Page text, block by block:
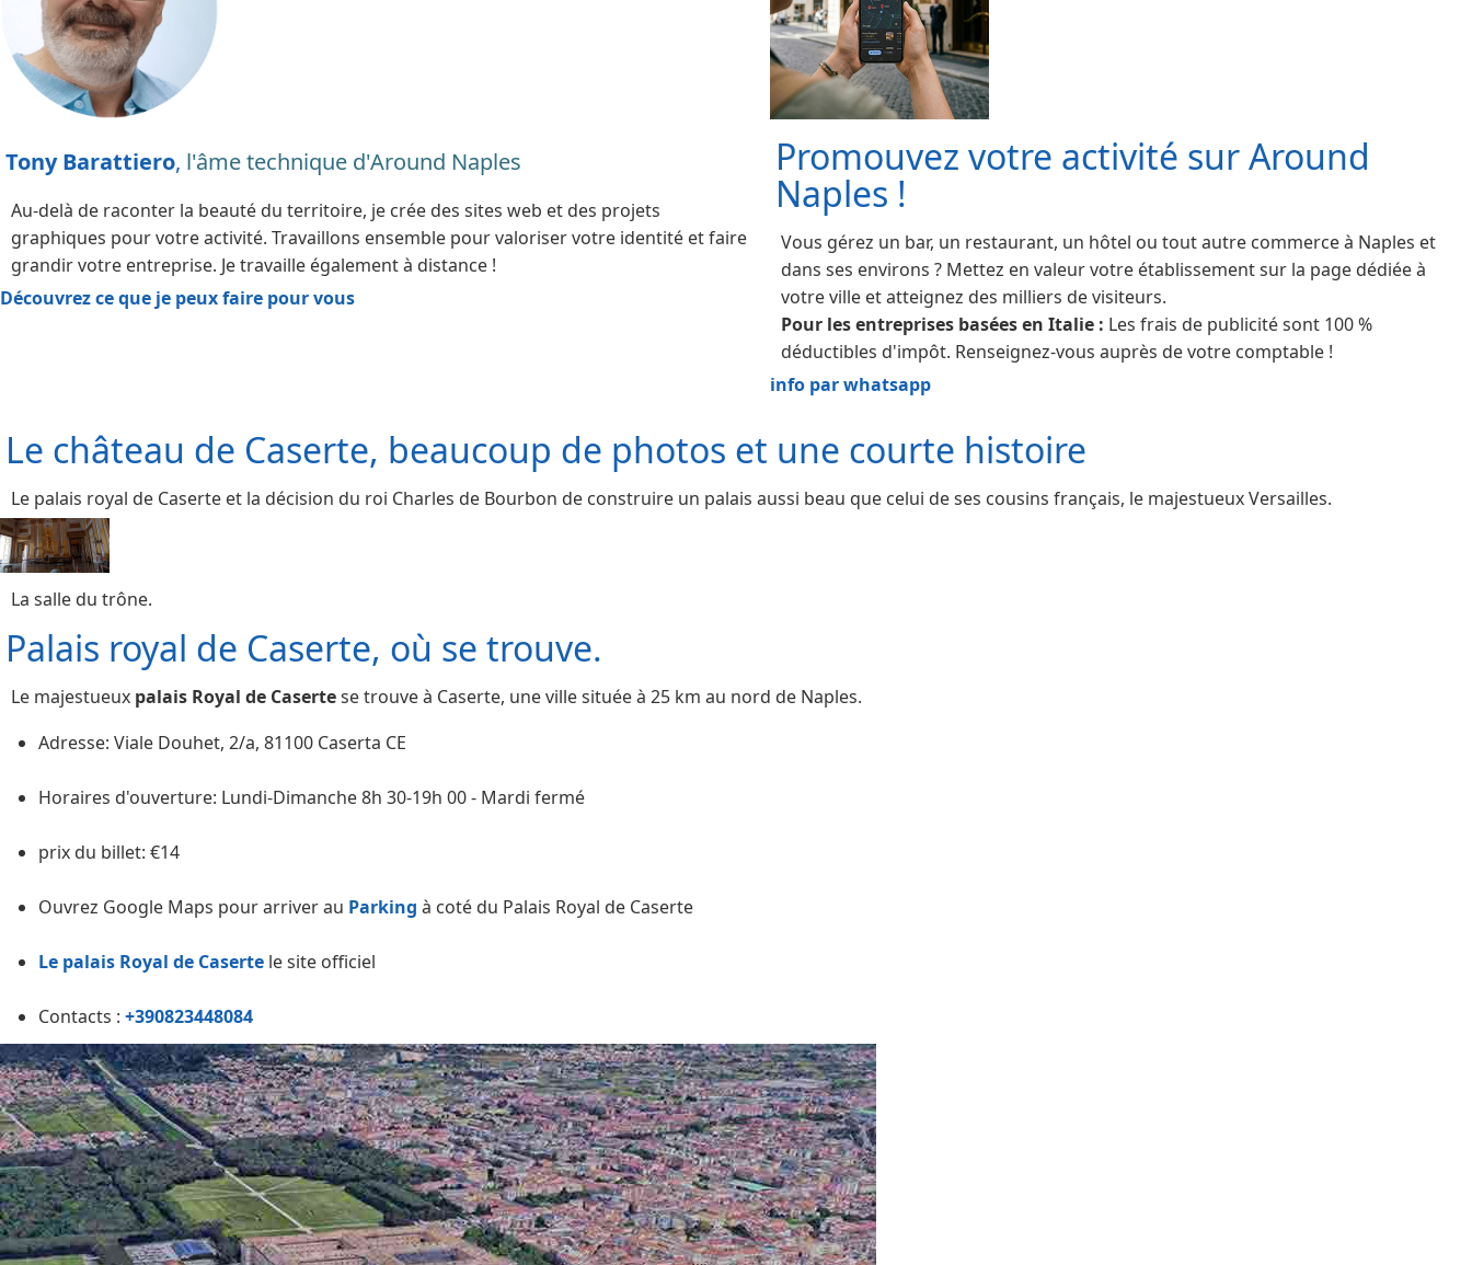
Tony Barattiero, l'âme technique d'Around Naples
Au-delà de raconter la beauté du territoire, je crée des sites web et des projets
graphiques pour votre activité. Travaillons ensemble pour valoriser votre identité et faire
grandir votre entreprise. Je travaille également à distance !
Découvrez ce que je peux faire pour vous
Promouvez votre activité sur Around
Naples !
Vous gérez un bar, un restaurant, un hôtel ou tout autre commerce à Naples et
dans ses environs ? Mettez en valeur votre établissement sur la page dédiée à
votre ville et atteignez des milliers de visiteurs.
Pour les entreprises basées en Italie : Les frais de publicité sont 100 %
déductibles d'impôt. Renseignez-vous auprès de votre comptable !
info par whatsapp
Le château de Caserte, beaucoup de photos et une courte histoire
Le palais royal de Caserte et la décision du roi Charles de Bourbon de construire un palais aussi beau que celui de ses cousins ​​français, le majestueux Versailles.
La salle du trône.
Palais royal de Caserte, où se trouve.
Le majestueux palais Royal de Casertese trouve à Caserte, une ville située à 25 km au nord de Naples.
Adresse: Viale Douhet, 2/a, 81100 Caserta CE
Horaires d'ouverture: Lundi-Dimanche 8h 30-19h 00 - Mardi fermé
prix du billet: €14
Ouvrez Google Maps pour arriver au Parking à coté du Palais Royal de Caserte
Le palais Royal de Caserte le site officiel
Contacts : +390823448084